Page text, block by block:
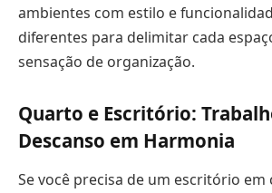
ambientes com estilo e
diferentes para delimitar cada
sensação de organização.
Quarto e Escritório:
Descanso em Harmonia
Se você precisa de um escritório em